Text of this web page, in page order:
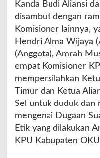
Kanda Budi Aliansi
disambut dengan
Komisioner lainnya,
Hendri Alma Wijaya
(Anggota), Amrah
empat Komisioner
mempersilahkan
Timur dan Ketua
Sel untuk duduk dan
mengenai Dugaan
Etik yang dilakukan
KPU Kabupaten